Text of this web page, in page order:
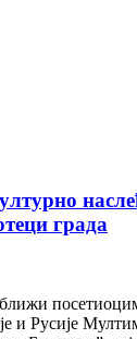
града
и Русије